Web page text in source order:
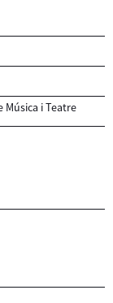
Música i Teatre